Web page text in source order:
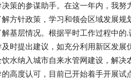
策的参谋助手。在这一年内，我努
方针政策，学习和领会区域发展规
基层情况。根据平时工作过程中的
时提出建议，如充分利用新区发
水纳入城市自来水管网建设，解
高度认可，目前已开始着手开展试